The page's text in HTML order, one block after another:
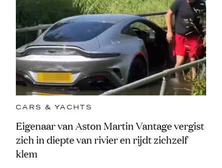
CARS & YACHTS
Eigenaar van Aston Martin Vantage vergist
zich in diepte van rivier en rijdt zichzelf
klem